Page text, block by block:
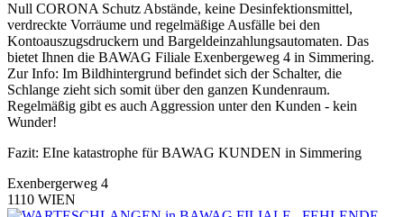
Null CORONA Schutz Abstände, keine Desinfektionsmittel,
verdreckte Vorräume und regelmäßige Ausfälle bei den
Kontoauszugsdruckern und Bargeldeinzahlungsautomaten. Das
bietet Ihnen die BAWAG Filiale Exenbergeweg 4 in Simmering.
Zur Info: Im Bildhintergrund befindet sich der Schalter, die
Schlange zieht sich somit über den ganzen Kundenraum.
Regelmäßig gibt es auch Aggression unter den Kunden - kein
Wunder!
Fazit: EIne katastrophe für BAWAG KUNDEN in Simmering
Exenbergerweg 4
1110 WIEN